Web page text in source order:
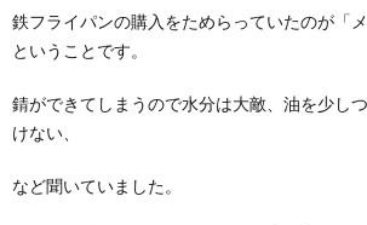
鉄フライパンの購入をためらっていたのが「
ということです。
錆ができてしまうので水分は大敵、油を少し
けない、
など聞いていました。